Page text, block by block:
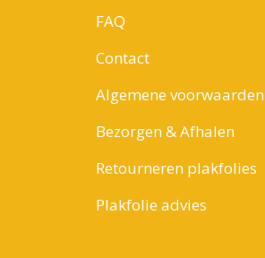
FAQ
Contact
Algemene voorwaarden
Bezorgen & Afhalen
Retourneren plakfolies
Plakfolie advies